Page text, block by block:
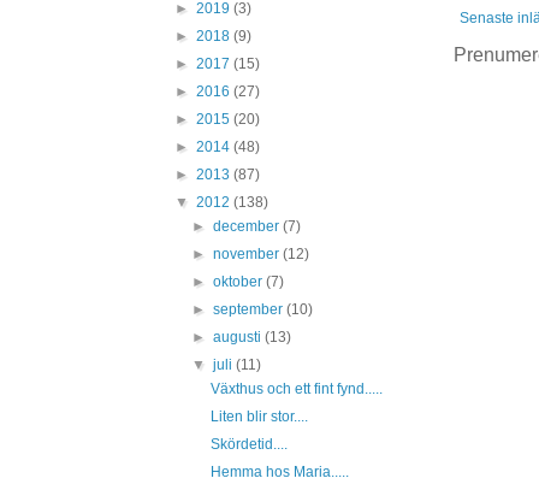
Senaste
► 2019 (3)
► 2018 (9)
► 2017 (15)
► 2016 (27)
► 2015 (20)
► 2014 (48)
► 2013 (87)
▼ 2012 (138)
►december(7)
►november(12)
►oktober(7)
►september(10)
►augusti(13)
▼juli(11)
Växthus och ett fint fynd.....
Liten blir stor....
Skördetid....
Hemma hos Maria.....